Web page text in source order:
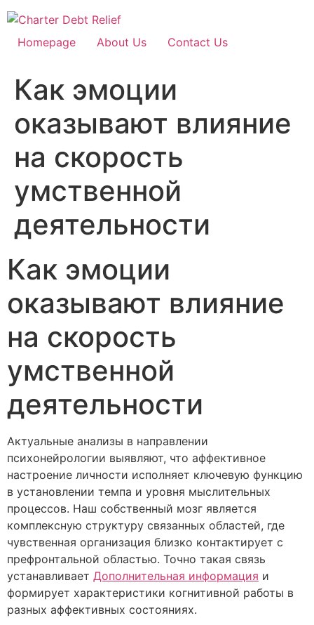
Skip
to
contentHomepage About Us Contact Us
Как эмоции
оказывают влияние
на скорость
умственной
деятельности
Как эмоции
оказывают влияние
на скорость
умственной
деятельности
Актуальные анализы в направлении
психонейрологии выявляют, что аффективное
настроение личности исполняет ключевую функцию
в установлении темпа и уровня мыслительных
процессов. Наш собственный мозг является
комплексную структуру связанных областей, где
чувственная организация близко контактирует с
префронтальной областью. Точно такая связь
устанавливает Дополнительная информация и
формирует характеристики когнитивной работы в
разных аффективных состояниях.